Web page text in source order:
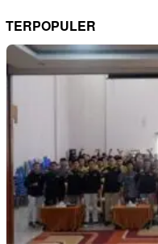
TERPOPULER